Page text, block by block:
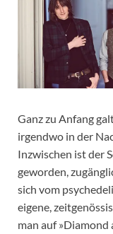
Ganz zu Anfang
irgendwo in der
Inzwischen ist der
geworden,
sich vom
eigene,
man auf »Diamond